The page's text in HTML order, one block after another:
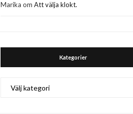
Marika omAtt välja klokt.
Kategorier